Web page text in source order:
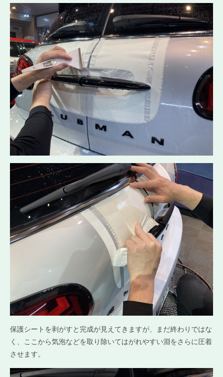
保護シートを剥がすと完成が見えてきますが、まだ終わりではな
く、ここから気泡などを取り除いてはがれやすい淵をさらに圧着
させます。